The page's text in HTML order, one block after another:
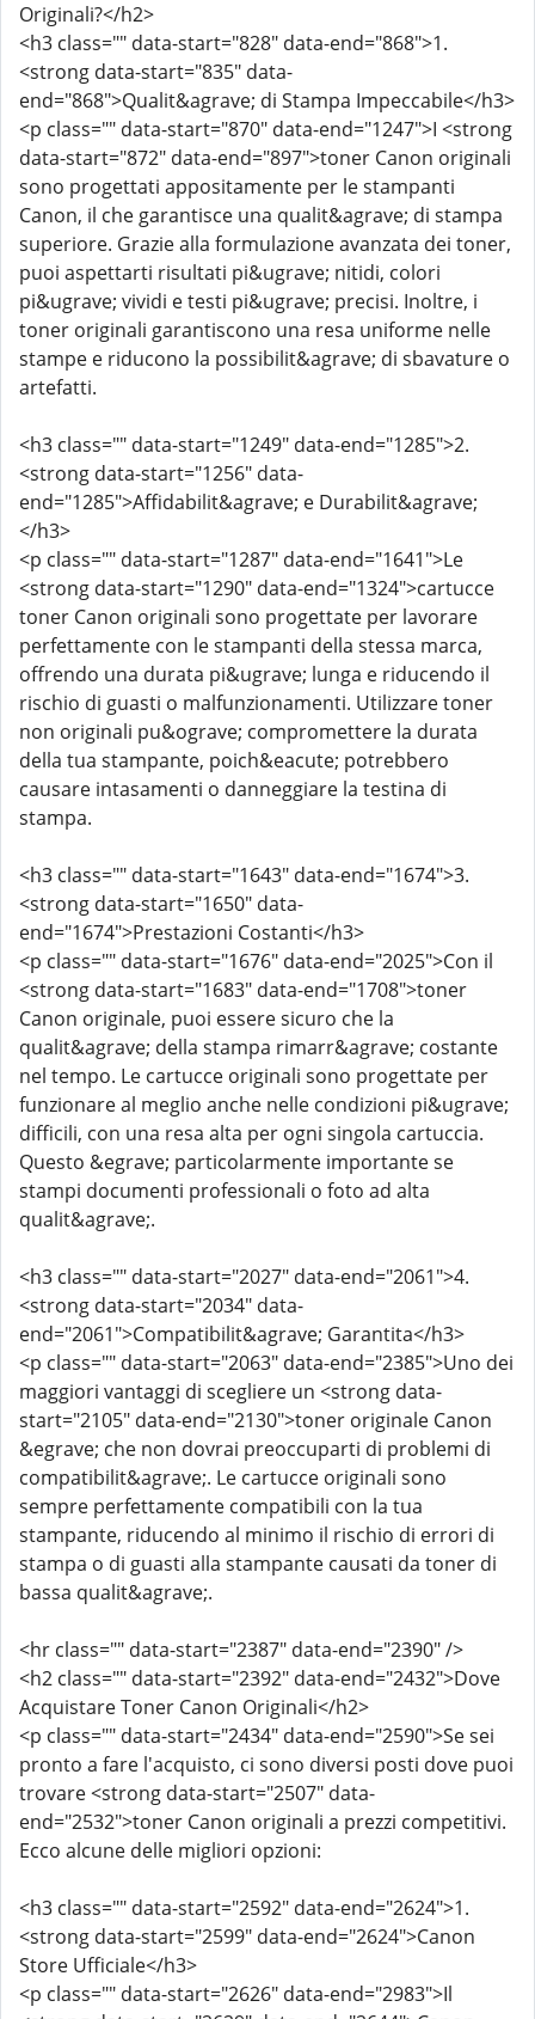
Originali?</h2>
<h3 class="" data-start="828" data-end="868">1.
<strong data-start="835" data-
end="868">Qualit&agrave; di Stampa Impeccabile</h3>
<p class="" data-start="870" data-end="1247">I <strong
data-start="872" data-end="897">toner Canon originali
sono progettati appositamente per le stampanti
Canon, il che garantisce una qualit&agrave; di stampa
superiore. Grazie alla formulazione avanzata dei toner,
puoi aspettarti risultati pi&ugrave; nitidi, colori
pi&ugrave; vividi e testi pi&ugrave; precisi. Inoltre, i
toner originali garantiscono una resa uniforme nelle
stampe e riducono la possibilit&agrave; di sbavature o
artefatti.
<h3 class="" data-start="1249" data-end="1285">2.
<strong data-start="1256" data-
end="1285">Affidabilit&agrave; e Durabilit&agrave;
</h3>
<p class="" data-start="1287" data-end="1641">Le
<strong data-start="1290" data-end="1324">cartucce
toner Canon originali sono progettate per lavorare
perfettamente con le stampanti della stessa marca,
offrendo una durata pi&ugrave; lunga e riducendo il
rischio di guasti o malfunzionamenti. Utilizzare toner
non originali pu&ograve; compromettere la durata
della tua stampante, poich&eacute; potrebbero
causare intasamenti o danneggiare la testina di
stampa.
<h3 class="" data-start="1643" data-end="1674">3.
<strong data-start="1650" data-
end="1674">Prestazioni Costanti</h3>
<p class="" data-start="1676" data-end="2025">Con il
<strong data-start="1683" data-end="1708">toner
Canon originale, puoi essere sicuro che la
qualit&agrave; della stampa rimarr&agrave; costante
nel tempo. Le cartucce originali sono progettate per
funzionare al meglio anche nelle condizioni pi&ugrave;
difficili, con una resa alta per ogni singola cartuccia.
Questo &egrave; particolarmente importante se
stampi documenti professionali o foto ad alta
qualit&agrave;.
<h3 class="" data-start="2027" data-end="2061">4.
<strong data-start="2034" data-
end="2061">Compatibilit&agrave; Garantita</h3>
<p class="" data-start="2063" data-end="2385">Uno dei
maggiori vantaggi di scegliere un <strong data-
start="2105" data-end="2130">toner originale Canon
&egrave; che non dovrai preoccuparti di problemi di
compatibilit&agrave;. Le cartucce originali sono
sempre perfettamente compatibili con la tua
stampante, riducendo al minimo il rischio di errori di
stampa o di guasti alla stampante causati da toner di
bassa qualit&agrave;.
<hr class="" data-start="2387" data-end="2390" />
<h2 class="" data-start="2392" data-end="2432">Dove
Acquistare Toner Canon Originali</h2>
<p class="" data-start="2434" data-end="2590">Se sei
pronto a fare l'acquisto, ci sono diversi posti dove puoi
trovare <strong data-start="2507" data-
end="2532">toner Canon originali a prezzi competitivi.
Ecco alcune delle migliori opzioni:
<h3 class="" data-start="2592" data-end="2624">1.
<strong data-start="2599" data-end="2624">Canon
Store Ufficiale</h3>
<p class="" data-start="2626" data-end="2983">Il